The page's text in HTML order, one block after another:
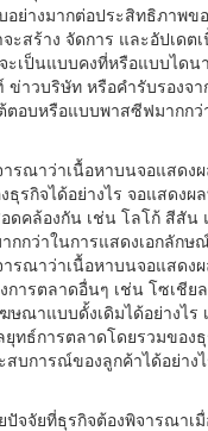
อย่างมากต่อประสิทธิภาพข
ะสร้าง จัดการ และอัปเดตเ
ะเป็นแบบคงที่หรือแบบไดน
าวบริษัท หรือคำรับรองจา
ตอบหรือแบบพาสซีฟมากกว่
รณาว่าเนื้อหาบนจอแสดง
ธุรกิจได้อย่างไร จอแสดงผ
ดคล้องกัน เช่น โลโก้ สีสัน
กกว่าในการแสดงเอกลักษ
รณาว่าเนื้อหาบนจอแสดง
การตลาดอื่นๆ เช่น โซเชีย
ษณาแบบดั้งเดิมได้อย่างไร
ทธ์การตลาดโดยรวมของธุ
บการณ์ของลูกค้าได้อย่างไ
จจัยที่ธุรกิจต้องพิจารณาเมื่